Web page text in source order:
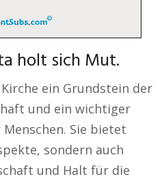
holt sich Mut.
ein Grundstein der
und ein wichtiger
Sie bietet
sondern auch
und Halt für die